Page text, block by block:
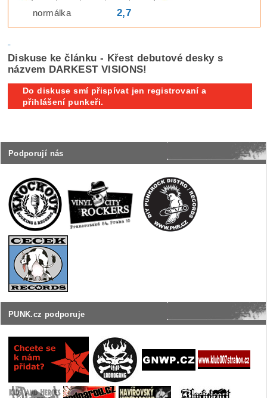
Podporují nás
PUNK.cz podporuje
normálka 2,7
Diskuse ke článku - Křest debutové desky s
názvem DARKEST VISIONS!
Do diskuse smí přispívat jen registrovaní a
přihlášení punkeři.